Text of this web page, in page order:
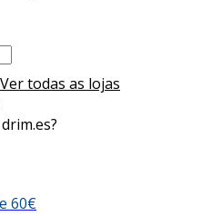
Ver todas as lojas
60€